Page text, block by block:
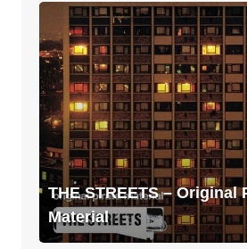
THE STREETS – Original
Material
STREETS
–
Original
Pirate
Material